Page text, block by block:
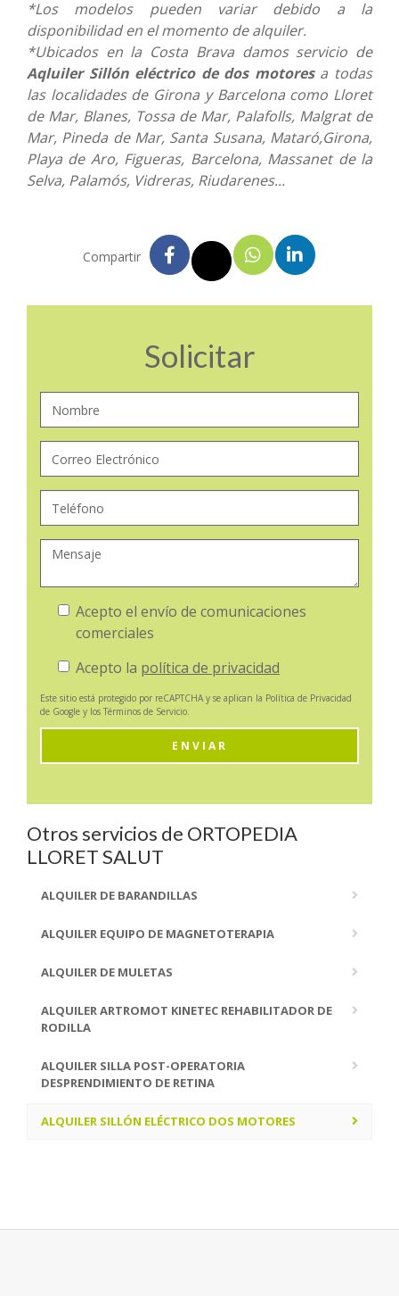
*Los modelos pueden variar debido a la
disponibilidad en el momento de alquiler.
*Ubicados en la Costa Brava damos servicio de
Aqluiler Sillón eléctrico de dos motoresa todas
las localidades de Girona y Barcelona como Lloret
de Mar, Blanes, Tossa de Mar, Palafolls, Malgrat de
Mar, Pineda de Mar, Santa Susana, Mataró,Girona,
Playa de Aro, Figueras, Barcelona, Massanet de la
Selva, Palamós, Vidreras, Riudarenes...
Compartir
Solicitar
Acepto el envío de comunicaciones
comerciales
Acepto la política de privacidad
Este sitio está protegido por reCAPTCHA y se aplican la Política de Privacidad
de Google y los Términos de Servicio.
ENVIAR
Otros servicios de ORTOPEDIA
LLORET SALUT
ALQUILER DE BARANDILLAS
ALQUILER EQUIPO DE MAGNETOTERAPIA
ALQUILER DE MULETAS
ALQUILER ARTROMOT KINETEC REHABILITADOR DE
RODILLA
ALQUILER SILLA POST-OPERATORIA
DESPRENDIMIENTO DE RETINA
ALQUILER SILLÓN ELÉCTRICO DOS MOTORES